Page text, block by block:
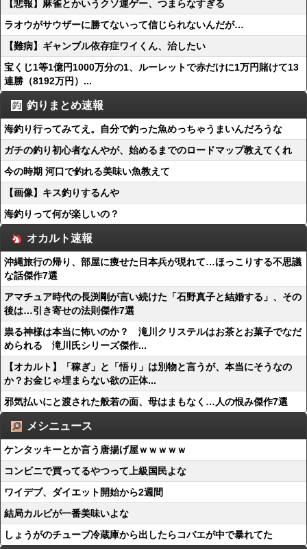
【悲報】麻雀とかいうクソ運ゲー、つまらなすぎる
ラオウがサウザーに勝てないって信じられないんだが…
【難病】ギャンブル依存症ワイくん、治したい
宝くじ1等1億円1000万分の1、ルーレットで赤だけに1万円賭けて13
連勝（8192万円）...
釣りまとめ速報
海釣り行ってみてえ。自分で釣った魚めっちゃうまいんだろうな
ガチの釣り初心者なんやが、始めるまでのロードマップ教えてくれ
今の時期 河口で釣れる美味い魚教えて
【画像】キス釣りするんや
海釣りって何が楽しいの？
オカルト速報
沖縄旅行の帰り、部屋に痩せた日本兵が現れて…ほっこりする不思議
な話傑作7選
アマチュア時代の長渕剛が言い続けた「石野真子と結婚する」、その
後は…引き寄せの法則傑作7選
祟る神様は本当に怖いのか？ 滝川クリステルはお茶とお菓子でなだ
められる 滝川氏シリーズ傑作...
【オカルト】「稼ぎ」と「悟り」は別物と言うが、本当にそうなの
か？お金じゃ埋まらない欲の正体...
邪気払いにと渡された般若の面、母はまもなく…人の恨み傑作7選
メシニュース
ケンタッキーとか言う唐揚げ屋ｗｗｗｗｗ
コンビニで買ってるやつって上級国民よな
ワイデブ、ダイエット開始から2週間
結局カルビが一番美味いよな
しょうがのチューブ冷蔵庫から出したらコバエが中で暴れてた